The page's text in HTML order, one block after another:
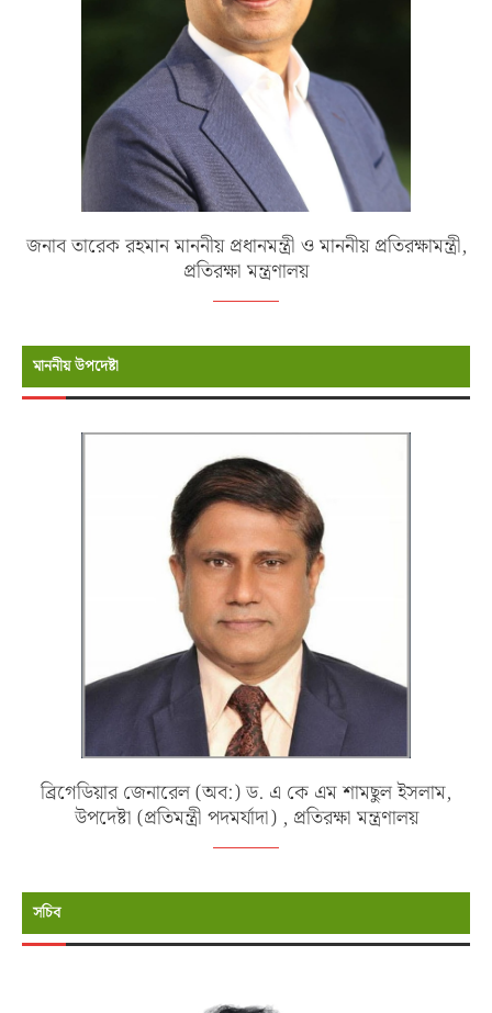
জনাব তারেক রহমান মাননীয় প্রধানমন্ত্রী ও মাননীয় প্রতিরক্ষামন্ত্রী,
প্রতিরক্ষা মন্ত্রণালয়
মাননীয় উপদেষ্টা
ব্রিগেডিয়ার জেনারেল (অব:) ড. এ কে এম শামছুল ইসলাম,
উপদেষ্টা (প্রতিমন্ত্রী পদমর্যাদা) , প্রতিরক্ষা মন্ত্রণালয়
সচিব